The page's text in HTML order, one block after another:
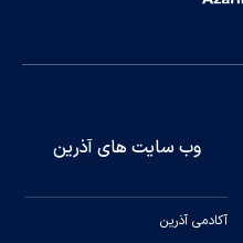
وب سایت های آذرین
آکادمی آذرین